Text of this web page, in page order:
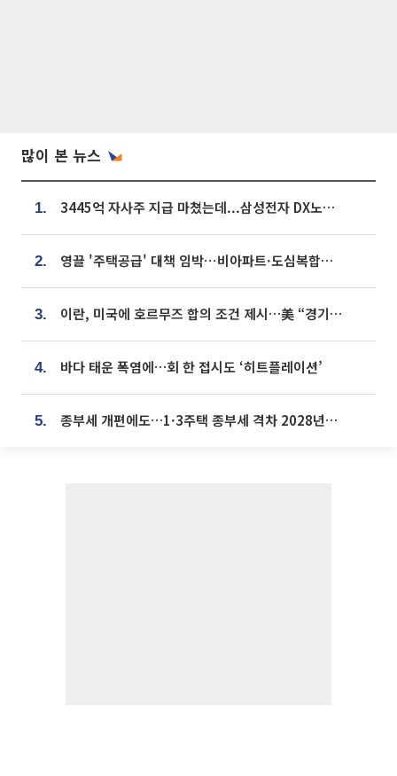
많이 본 뉴스
1. 3445억 자사주 지급 마쳤는데...삼성전자 DX노조, 뒤늦은 '떼쓰기 집회'
2. 영끌 '주택공급' 대책 임박⋯비아파트·도심복합까지 총동원
3. 이란, 미국에 호르무즈 합의 조건 제시…美 “경기 아직 안 끝나” [종합]
4. 바다 태운 폭염에…회 한 접시도 ‘히트플레이션’
5. 종부세 개편에도…1·3주택 종부세 격차 2028년부터 확대